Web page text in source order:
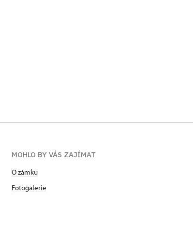
MOHLO BY VÁS ZAJÍMAT
O zámku
Fotogalerie